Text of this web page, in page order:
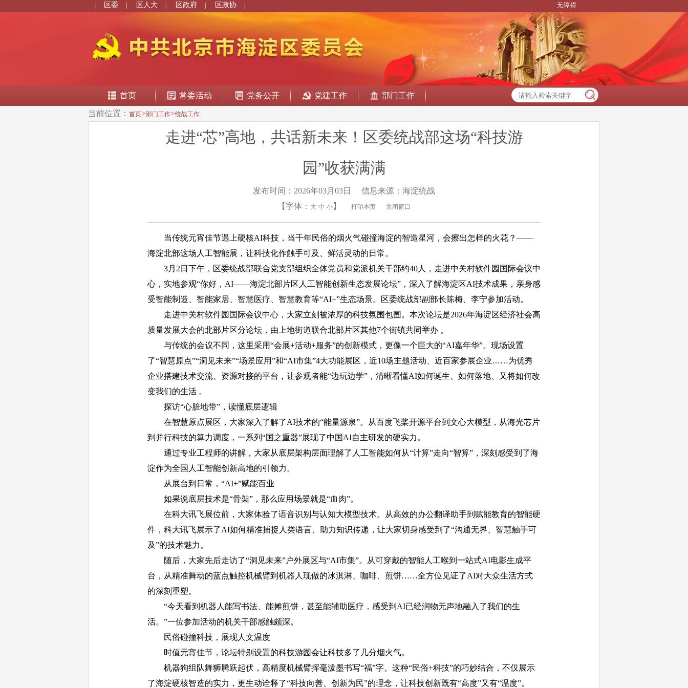
区委 区人大 区政府 区政协 无障碍
首页 常委活动 党务公开 党建工作 部门工作
当前位置： 首页>部门工作>统战工作
走进“芯”高地，共话新未来！区委统战部这场“科技游
园”收获满满
发布时间：2026年03月03日
信息来源：海淀统战
【字体： 大 中 小 】 打印本页 关闭窗口
当传统元宵佳节遇上硬核AI科技，当千年民俗的烟火气碰撞海淀的智造星河，会擦出怎样的火花？——
海淀北部这场人工智能展，让科技化作触手可及、鲜活灵动的日常。
3月2日下午，区委统战部联合党支部组织全体党员和党派机关干部约40人，走进中关村软件园国际会议中
心，实地参观“你好，AI——海淀北部片区人工智能创新生态发展论坛”，深入了解海淀区AI技术成果，亲身感
受智能制造、智能家居、智慧医疗、智慧教育等“AI+”生态场景。区委统战部副部长陈梅、李宁参加活动。
走进中关村软件园国际会议中心，大家立刻被浓厚的科技氛围包围。本次论坛是2026年海淀区经济社会高
质量发展大会的北部片区分论坛，由上地街道联合北部片区其他7个街镇共同举办 。
与传统的会议不同，这里采用“会展+活动+服务”的创新模式，更像一个巨大的“AI嘉年华”。现场设置
了“智慧原点”“洞见未来”“场景应用”和“AI市集”4大功能展区，近10场主题活动、近百家参展企业……为优秀
企业搭建技术交流、资源对接的平台，让参观者能“边玩边学”，清晰看懂AI如何诞生、如何落地、又将如何改
变我们的生活 。
探访“心脏地带”，读懂底层逻辑
在智慧原点展区，大家深入了解了AI技术的“能量源泉”。从百度飞桨开源平台到文心大模型，从海光芯片
到并行科技的算力调度，一系列“国之重器”展现了中国AI自主研发的硬实力。
通过专业工程师的讲解，大家从底层架构层面理解了人工智能如何从“计算”走向“智算”，深刻感受到了海
淀作为全国人工智能创新高地的引领力。
从展台到日常，“AI+”赋能百业
如果说底层技术是“骨架”，那么应用场景就是“血肉”。
在科大讯飞展位前，大家体验了语音识别与认知大模型技术。从高效的办公翻译助手到赋能教育的智能硬
件，科大讯飞展示了AI如何精准捕捉人类语言、助力知识传递，让大家切身感受到了“沟通无界、智慧触手可
及”的技术魅力。
随后，大家先后走访了“洞见未来”户外展区与“AI市集”。从可穿戴的智能人工喉到一站式AI电影生成平
台，从精准舞动的蓝点触控机械臂到机器人现做的冰淇淋、咖啡、煎饼……全方位见证了AI对大众生活方式
的深刻重塑。
“今天看到机器人能写书法、能摊煎饼，甚至能辅助医疗，感受到AI已经润物无声地融入了我们的生
活。”一位参加活动的机关干部感触颇深。
民俗碰撞科技，展现人文温度
时值元宵佳节，论坛特别设置的科技游园会让科技多了几分烟火气。
机器狗组队舞狮腾跃起伏，高精度机械臂挥毫泼墨书写“福”字。这种“民俗+科技”的巧妙结合，不仅展示
了海淀硬核智造的实力，更生动诠释了“科技向善、创新为民”的理念，让科技创新既有“高度”又有“温度”。